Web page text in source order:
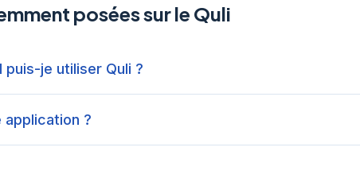
posées sur le Quli
puis-je utiliser Quli ?
application ?